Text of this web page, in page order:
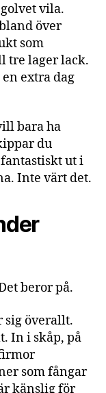
vila.
över
som
tre lager lack.
extra dag
bara ha
du
ut i
Inte värt det.
beror på.
sig överallt.
In i skåp, på
som fångar
känslig för